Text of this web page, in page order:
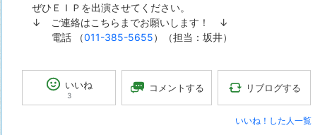
ぜひＥＩＰを出演させてください。
↓ ご連絡はこちらまでお願いします！ ↓
電話 （011-385-5655）（担当：坂井）
いいね
3
コメントする リブログする
いいね！した人一覧